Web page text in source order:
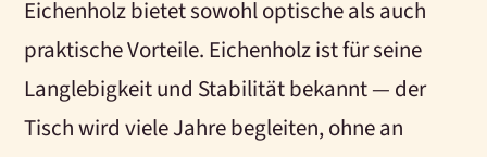
Eichenholz bietet sowohl optische als auch
praktische Vorteile. Eichenholz ist für seine
Langlebigkeit und Stabilität bekannt — der
Tisch wird viele Jahre begleiten, ohne an